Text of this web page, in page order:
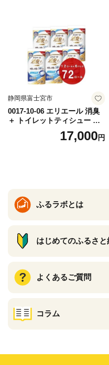
静岡県富士宮市
0017-10-06 エリエール 消臭
＋ トイレットティシュー し
っかり香るフレッシュクリア
の香り ダブル 12ロール×6パ
17,000円
ふるラボとは
はじめてのふるさと
よくあるご質問
コラム